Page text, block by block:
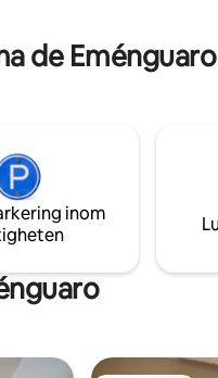
de Eménguaro
inom